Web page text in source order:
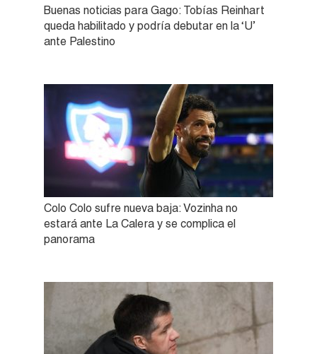
Buenas noticias para Gago: Tobías Reinhart
queda habilitado y podría debutar en la ‘U’
ante Palestino
Colo Colo sufre nueva baja: Vozinha no
estará ante La Calera y se complica el
panorama